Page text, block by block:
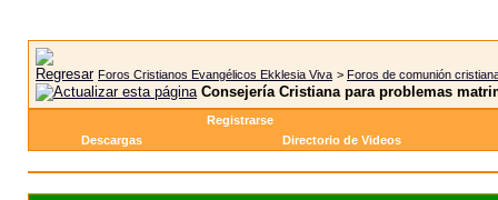
Foros Cristianos Evangélicos Ekklesia Viva > Foros de comunión
Consejería Cristiana para problemas
Registrarse
Descargas
Directorio de Videos